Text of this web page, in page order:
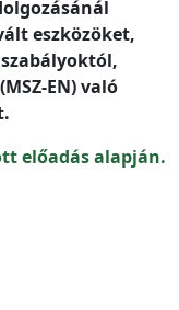
eszközöket,
EN) való
előadás alapján.